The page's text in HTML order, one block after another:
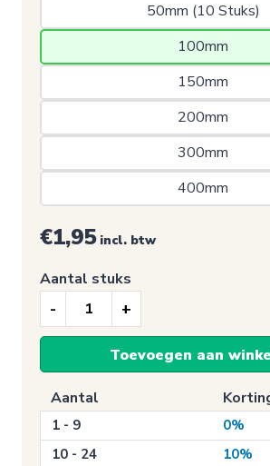
50mm (10 Stuks)
100mm
150mm
200mm
300mm
400mm
€1,95 incl. btw
Verbodssticker,
Verboden
toegang
onbevoegden
(209)
aantal
Aantal stuks
Toevoegen aan
Aantal
1 - 9
0%
10 - 24
10%